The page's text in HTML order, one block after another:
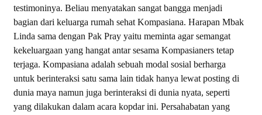
testimoninya. Beliau menyatakan sangat bangga menjadi
bagian dari keluarga rumah sehat Kompasiana. Harapan Mbak
Linda sama dengan Pak Pray yaitu meminta agar semangat
kekeluargaan yang hangat antar sesama Kompasianers tetap
terjaga. Kompasiana adalah sebuah modal sosial berharga
untuk berinteraksi satu sama lain tidak hanya lewat posting di
dunia maya namun juga berinteraksi di dunia nyata, seperti
yang dilakukan dalam acara kopdar ini. Persahabatan yang